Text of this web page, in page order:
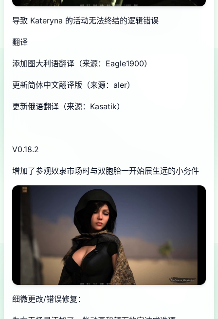
导致 Kateryna 的活动无法终结的逻辑错误
翻译
添加图大利语翻译（来源：Eagle1900）
更新简体中文翻译版（来源：aler）
更新俄语翻译（来源：Kasatik）
V0.18.2
增加了参观奴隶市场时与双胞胎一开始展生远的小务件
细微更改/错误修复：